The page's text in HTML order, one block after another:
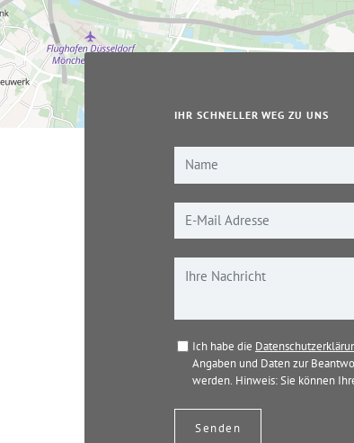
IHR SCHNELLER WEG ZU UNS
Ich habe die
Angaben und Daten zur
werden. Hinweis: Sie können